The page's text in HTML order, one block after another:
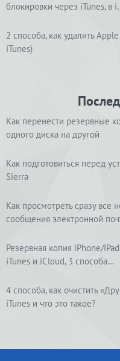
блокировки через iTunes, в
2 способа, как удалить
iTunes)
Как перенести резервные
одного диска на другой
Как подготовиться перед
Sierra
Как просмотреть сразу все
сообщения электронной
Резервная копия iPhone/
iTunes и iCloud, 3 способа…
4 способа, как очистить
iTunes и что это такое?